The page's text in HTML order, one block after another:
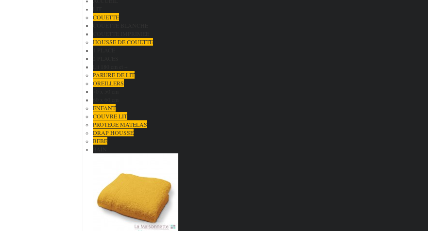
COUETTE
HOUSSE DE COUETTE
PARURE DE LIT
OREILLERS
ENFANT
COUVRE LIT
PROTEGE MATELAS
DRAP HOUSSE
BEBE